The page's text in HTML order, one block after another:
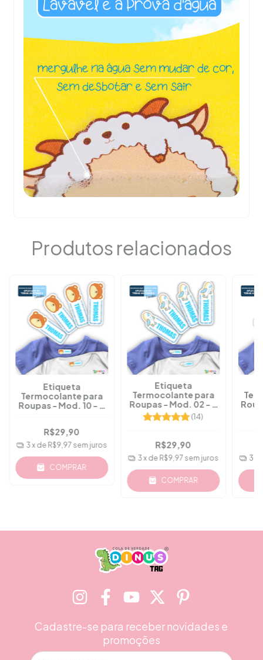
Produtos relacionados
Etiqueta
Termocolante para
Roupas - Mod. 10 - A
R$29,90
3x de R$9,97 sem juros
COMPRAR
Etiqueta
Termocolante para
Roupas - Mod. 02 - A
Partir 36 Pçs
(14)
R$29,90
3x de R$9,97 sem juros
COMPRAR
3
Cadastre-se para receber novidades e
promoções